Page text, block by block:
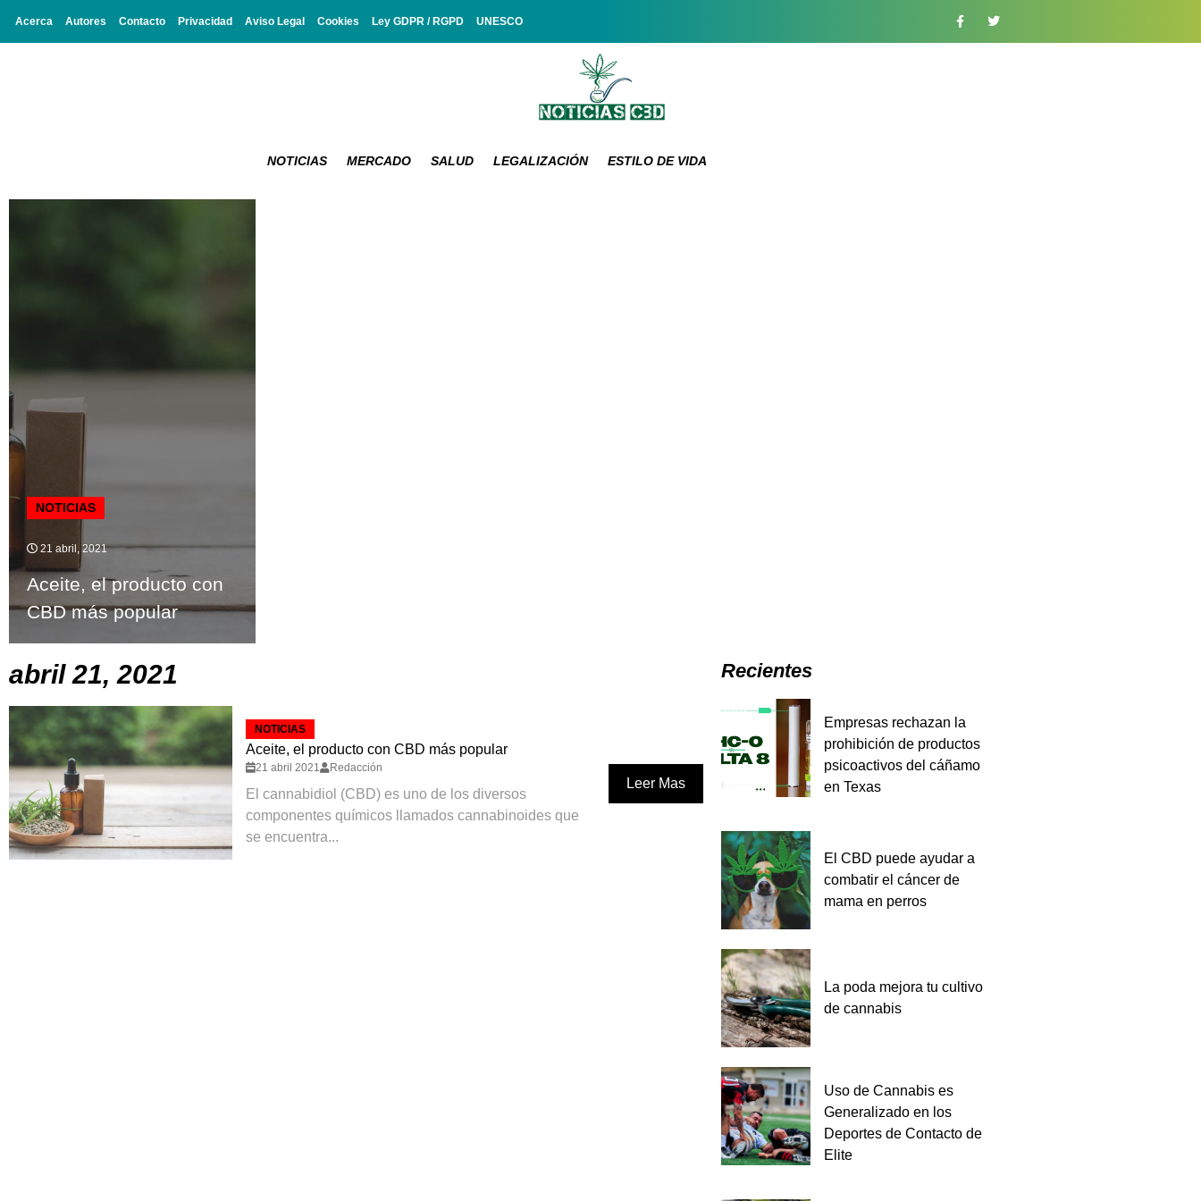
Acerca Autores Contacto Privacidad Aviso Legal Cookies Ley GDPR / RGPD UNESCO
NOTICIAS MERCADO SALUD LEGALIZACIÓN ESTILO DE VIDA
NOTICIAS
21 abril, 2021
Aceite, el producto con
CBD más popular
abril 21, 2021
NOTICIAS
Aceite, el producto con CBD más popular
21 abril 2021 Redacción
El cannabidiol (CBD) es uno de los diversos
componentes químicos llamados cannabinoides que
se encuentra...
Leer Mas
Recientes
Empresas rechazan la
prohibición de productos
psicoactivos del cáñamo
en Texas
El CBD puede ayudar a
combatir el cáncer de
mama en perros
La poda mejora tu cultivo
de cannabis
Uso de Cannabis es
Generalizado en los
Deportes de Contacto de
Elite